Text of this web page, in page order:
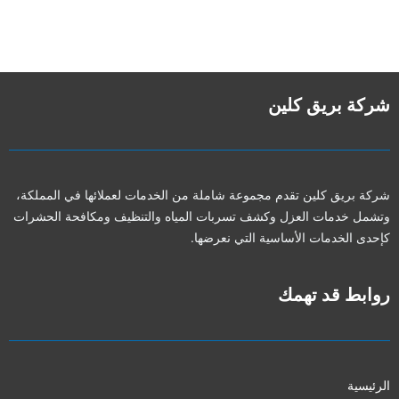
شركة بريق كلين
شركة بريق كلين تقدم مجموعة شاملة من الخدمات لعملائها في المملكة،
وتشمل خدمات العزل وكشف تسربات المياه والتنظيف ومكافحة الحشرات
كإحدى الخدمات الأساسية التي نعرضها.
روابط قد تهمك
الرئيسية